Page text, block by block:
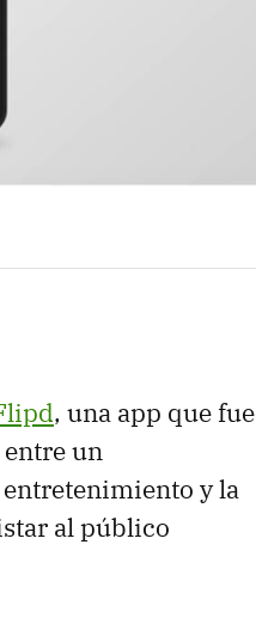
, una app que fue
un
y la
al público